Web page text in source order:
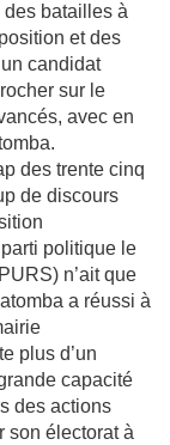
batailles à
et des
candidat
sur le
avec en
des trente cinq
de discours
politique le
n’ait que
a réussi à
plus d’un
capacité
des actions
son électorat à